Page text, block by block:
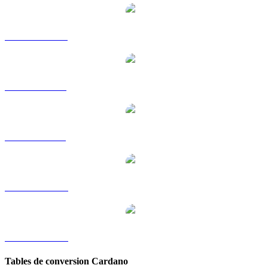
Tables de conversion Cardano